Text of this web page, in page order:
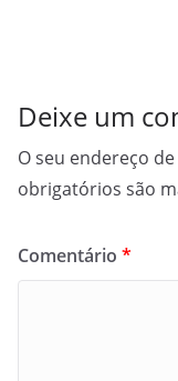
Deixe um
O seu endereço
obrigatórios são
Comentário *